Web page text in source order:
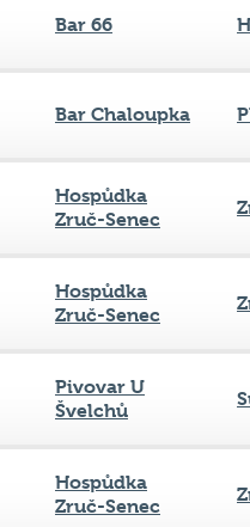
Bar 66
Bar Chaloupka
Hospůdka
Zruč-Senec
Hospůdka
Zruč-Senec
Pivovar U
Švelchů
Hospůdka
Zruč-Senec